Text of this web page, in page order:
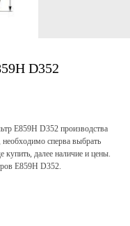
D352
E859H D352 производства
сперва выбрать
купить, далее наличие и цены.
E859H D352.